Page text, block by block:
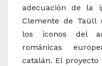
adecuación de la
Clemente de Taüll
los iconos del
románicas
catalán. El